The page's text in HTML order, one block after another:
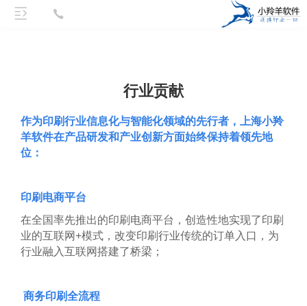
行业贡献
作为印刷行业信息化与智能化领域的先行者，上海小羚
羊软件在产品研发和产业创新方面始终保持着领先地
位：
印刷电商平台
在全国率先推出的印刷电商平台，创造性地实现了印刷
业的互联网+模式，改变印刷行业传统的订单入口，为
行业融入互联网搭建了桥梁；
商务印刷全流程